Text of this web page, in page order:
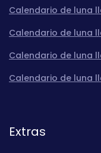
Calendario de luna
Calendario de luna
Calendario de luna
Calendario de luna
Extras